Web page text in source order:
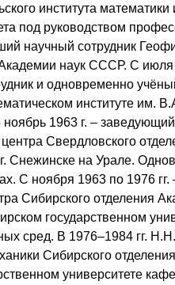
института математики
под руководством
научный сотрудник
наук СССР. С июля
и одновременно
институте им.
1963 г. – заведующий
Свердловского
Снежинске на Урале.
С ноября 1963 по 1976
Сибирского отделения
государственном
сред. В 1976–1984 гг.
Сибирского
университете